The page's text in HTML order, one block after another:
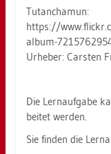
Tu­tan­cha­mun:
https://​
album-​
Ur­he­ber: Cars­ten
Die Lern­auf­ga­be
bei­tet wer­den.
Sie fin­den die